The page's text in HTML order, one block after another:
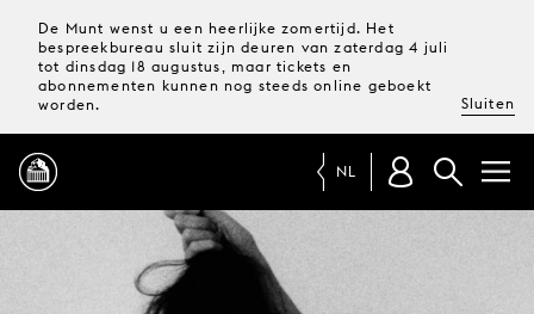
De Munt wenst u een heerlijke zomertijd. Het
bespreekbureau sluit zijn deuren van zaterdag 4 juli
tot dinsdag 18 augustus, maar tickets en
abonnementen kunnen nog steeds online geboekt
worden.
Sluiten
NL